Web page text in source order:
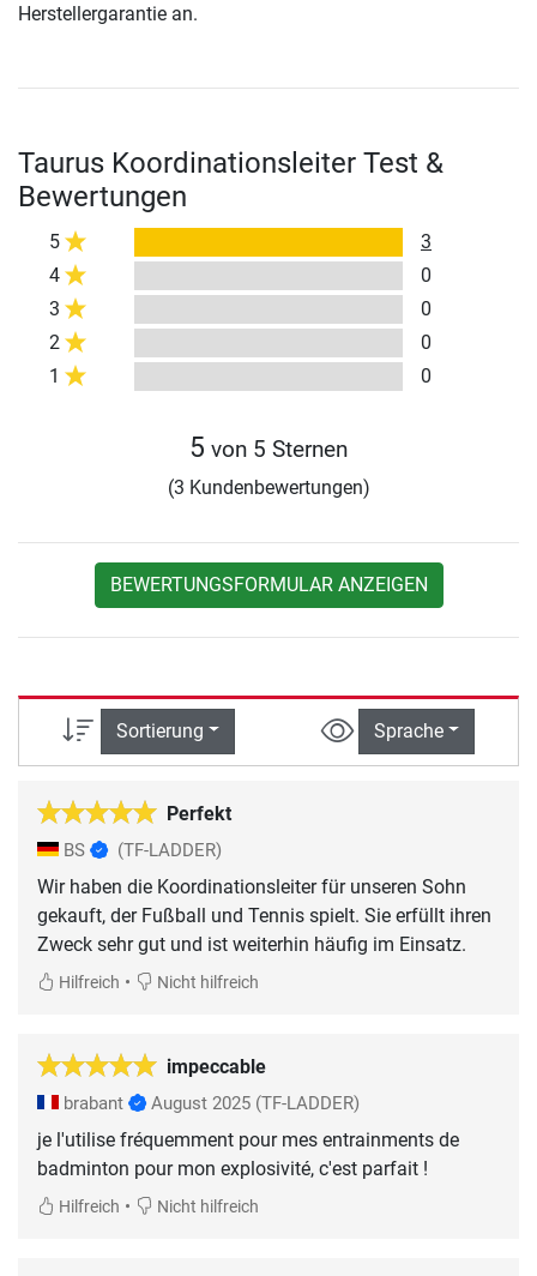
Herstellergarantie an.
Taurus Koordinationsleiter Test &
Bewertungen
5
3
4
0
3
0
2
0
1
0
5 von 5 Sternen
(3 Kundenbewertungen)
BEWERTUNGSFORMULAR ANZEIGEN
Sortierung Sprache
Perfekt
BS (TF-LADDER)
Wir haben die Koordinationsleiter für unseren Sohn
gekauft, der Fußball und Tennis spielt. Sie erfüllt ihren
Zweck sehr gut und ist weiterhin häufig im Einsatz.
Hilfreich • Nicht hilfreich
impeccable
brabant August 2025 (TF-LADDER)
je l'utilise fréquemment pour mes entrainments de
badminton pour mon explosivité, c'est parfait !
Hilfreich • Nicht hilfreich